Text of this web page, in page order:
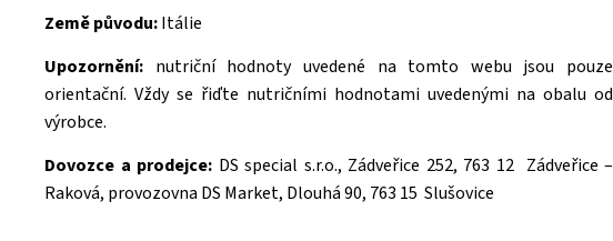
Země původu:Itálie
Upozornění: nutriční hodnoty uvedené na tomto webu jsou pouze
orientační. Vždy se řiďte nutričními hodnotami uvedenými na obalu od
výrobce.
Dovozce a prodejce: DS special s.r.o., Zádveřice 252, 763 12 Zádveřice –
Raková, provozovna DS Market, Dlouhá 90, 763 15 Slušovice